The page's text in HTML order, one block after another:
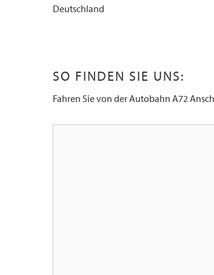
Deutschland
SO FINDEN SIE UNS:
Fahren Sie von der Autobahn A72